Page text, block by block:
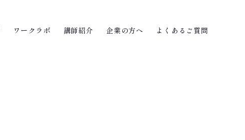
ワークラボ 講師紹介 企業の方へ よくあるご質問